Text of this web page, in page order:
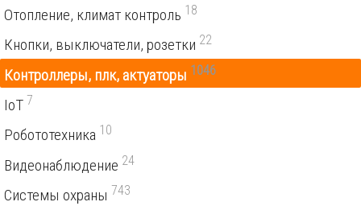
Отопление, климат контроль 18
Кнопки, выключатели, розетки 22
Контроллеры, плк, актуаторы 1046
IoT 7
Робототехника 10
Видеонаблюдение 24
Системы охраны 743